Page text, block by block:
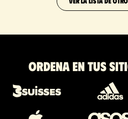
Ordena en tus